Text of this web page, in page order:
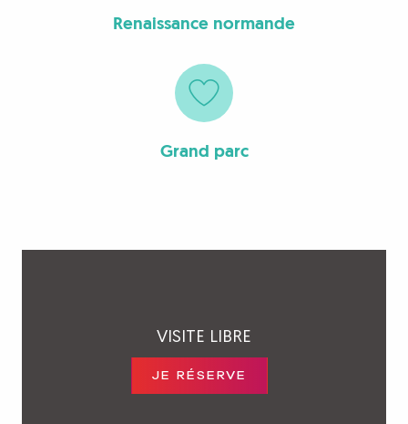
Renaissance normande
Grand parc
VISITE LIBRE
JE RÉSERVE